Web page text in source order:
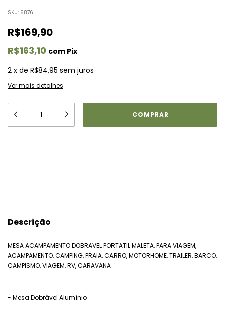
SKU: 6876
R$169,90
R$163,10 com Pix
2 x de R$84,95 sem juros
Ver mais detalhes
Descrição
MESA ACAMPAMENTO DOBRAVEL PORTATIL MALETA, PARA VIAGEM,
ACAMPAMENTO, CAMPING, PRAIA, CARRO, MOTORHOME, TRAILER, BARCO,
CAMPISMO, VIAGEM, RV, CARAVANA
- Mesa Dobrável Alumínio